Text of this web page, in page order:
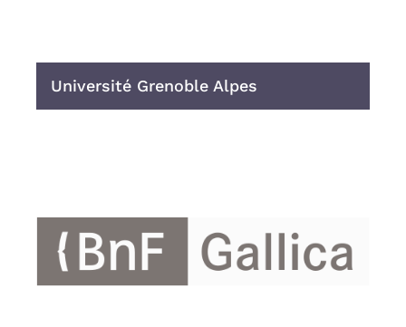
Université Grenoble Alpes